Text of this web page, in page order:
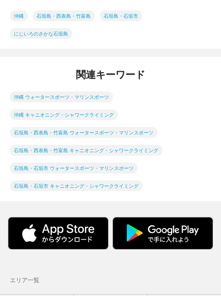
沖縄 石垣島・西表島・竹富島 石垣島・石垣市
にじいろのさかな石垣島
関連キーワード
沖縄 ウォータースポーツ・マリンスポーツ
沖縄 キャニオニング・シャワークライミング
石垣島・西表島・竹富島 ウォータースポーツ・マリンスポーツ
石垣島・西表島・竹富島 キャニオニング・シャワークライミング
石垣島・石垣市 ウォータースポーツ・マリンスポーツ
石垣島・石垣市 キャニオニング・シャワークライミング
エリア一覧